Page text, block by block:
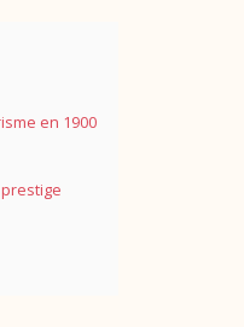
en 1900